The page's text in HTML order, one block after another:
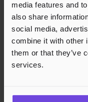
media features and
also share
social media,
combine it with other
them or that they’ve
services.